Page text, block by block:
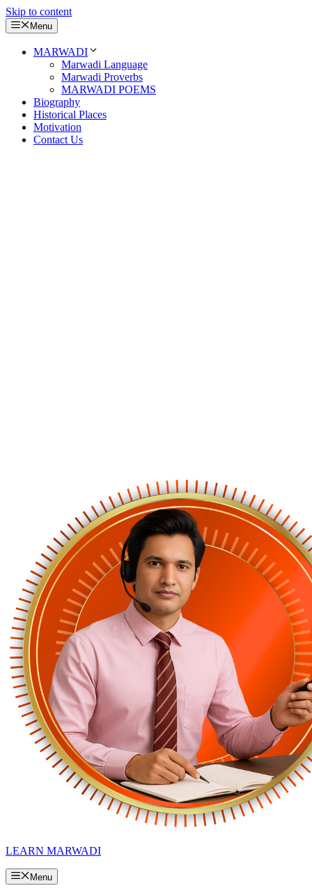
Skip to content
Menu
MARWADI
Marwadi Language
Marwadi Proverbs
MARWADI POEMS
Biography
Historical Places
Motivation
Contact Us
LEARN MARWADI
Menu